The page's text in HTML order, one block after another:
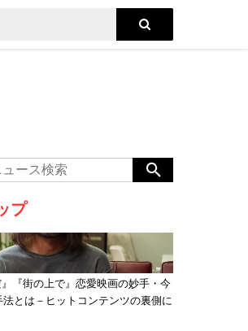
プ
『街の上で』恋愛映画の妙手・今
法とは－ヒットコンテンツの裏側に